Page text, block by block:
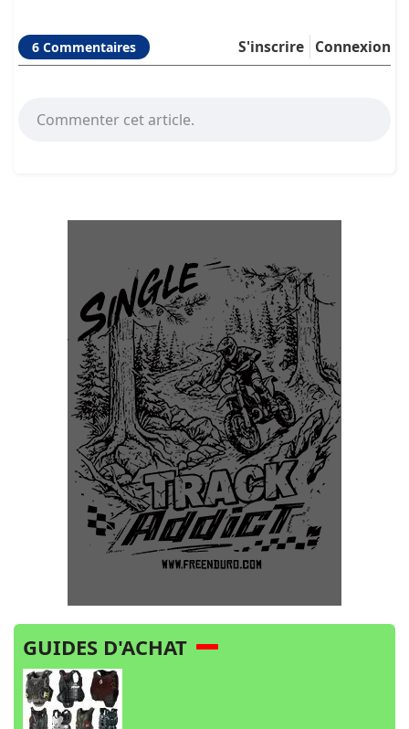
6 Commentaires Connexion
S'inscrire
Commenter cet article.
GUIDES D'ACHAT